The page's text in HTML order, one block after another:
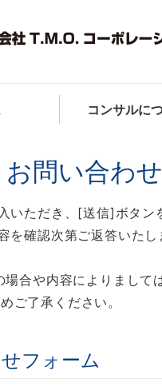
コンサルに
お問い合わ
いただき、[送信]ボタ
を確認次第ご返答いたし
場合や内容によりまして
ご了承ください。
フォーム